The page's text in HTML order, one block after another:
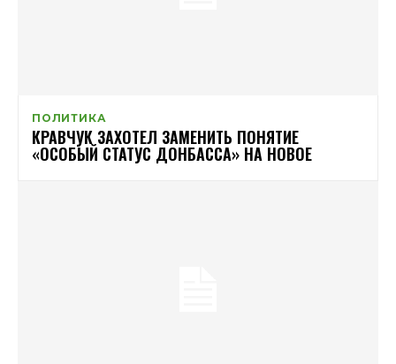
ПОЛИТИКА
КРАВЧУК ЗАХОТЕЛ ЗАМЕНИТЬ ПОНЯТИЕ
«ОСОБЫЙ СТАТУС ДОНБАССА» НА НОВОЕ